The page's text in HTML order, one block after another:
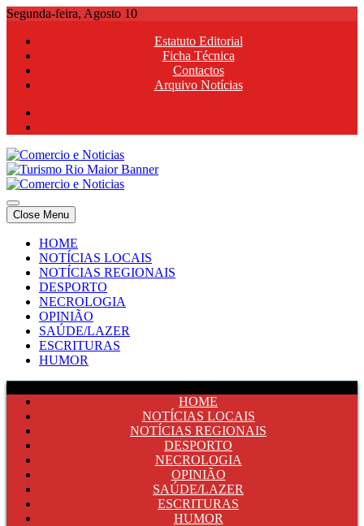
Skip
content
Segunda-feira, Agosto 10
Estatuto Editorial
Ficha Técnica
Contactos
Arquivo Notícias
Comercio e Noticias
Notícias e Publicidade Online
Comercio e Noticias
Notícias e Publicidade Online
Close Menu
HOME
NOTÍCIAS LOCAIS
NOTÍCIAS REGIONAIS
DESPORTO
NECROLOGIA
OPINIÃO
SAÚDE/LAZER
ESCRITURAS
HUMOR
HOME
NOTÍCIAS LOCAIS
NOTÍCIAS REGIONAIS
DESPORTO
NECROLOGIA
OPINIÃO
SAÚDE/LAZER
ESCRITURAS
HUMOR